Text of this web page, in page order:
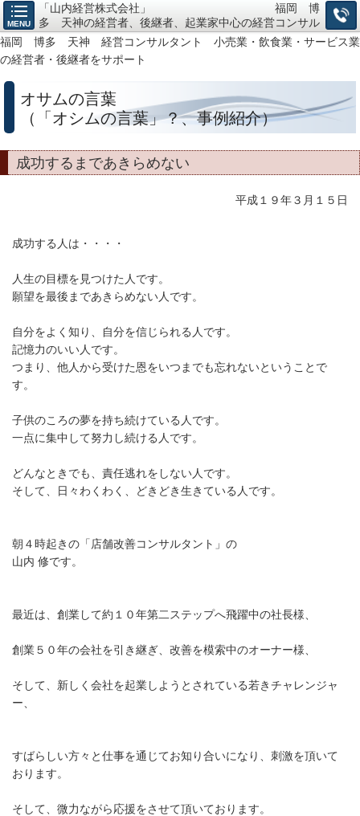
福岡 博多 天神 経営コンサルタント 小売業・飲食業・サービス業
の経営者・後継者をサポート
MENU
「山内経営株式会社」 福岡 博
多 天神の経営者、後継者、起業家中心の経営コンサル
タント、小売・飲食・サービス業の「経営戦略構築」か
ら「仕組作り」までお任せ下さい。
オサムの言葉
（「オシムの言葉」？、事例紹介）
成功するまであきらめない
平成１９年３月１５日
成功する人は・・・・
人生の目標を見つけた人です。
願望を最後まであきらめない人です。
自分をよく知り、自分を信じられる人です。
記憶力のいい人です。
つまり、他人から受けた恩をいつまでも忘れないということで
す。
子供のころの夢を持ち続けている人です。
一点に集中して努力し続ける人です。
どんなときでも、責任逃れをしない人です。
そして、日々わくわく、どきどき生きている人です。
朝４時起きの「店舗改善コンサルタント」の
山内 修です。
最近は、創業して約１０年第二ステップへ飛躍中の社長様、
創業５０年の会社を引き継ぎ、改善を模索中のオーナー様、
そして、新しく会社を起業しようとされている若きチャレンジャ
ー、
すばらしい方々と仕事を通じてお知り合いになり、刺激を頂いて
おります。
そして、微力ながら応援をさせて頂いております。